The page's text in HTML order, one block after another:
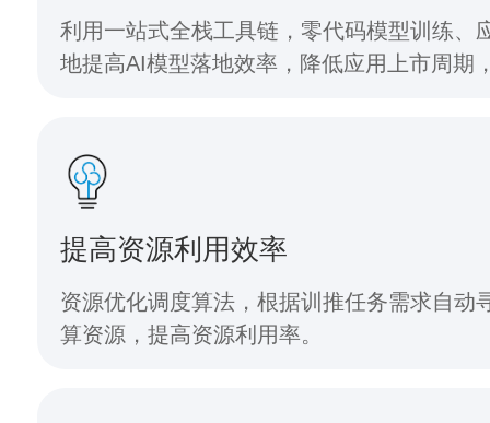
利用一站式全栈工具链，零代码模型训练、
地提高AI模型落地效率，降低应用上市周期
提高资源利用效率
资源优化调度算法，根据训推任务需求自动
算资源，提高资源利用率。